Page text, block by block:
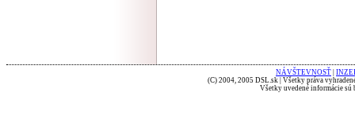
NÁVŠTEVNOSŤ
(C) 2004, 2005 DSL.sk | Všetky práva
Všetky uvedené informácie sú